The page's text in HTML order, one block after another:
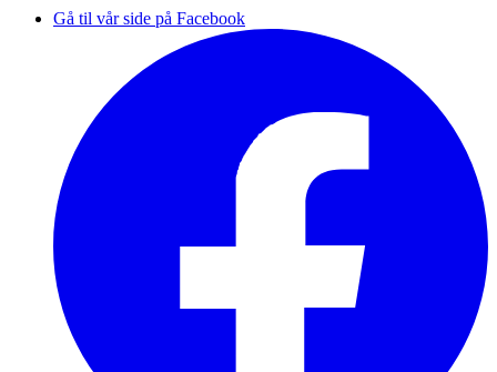
Gå til vår side på Facebook